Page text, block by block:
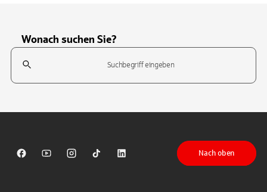
Wonach suchen Sie?
Suchfeld
Sparkasse auf Facebook
Sparkasse auf Youtube
Sparkasse auf Instagram
Sparkasse auf TikTok
Sparkasse auf LinkedIn
Nach oben